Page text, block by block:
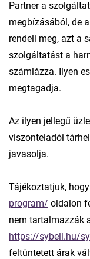
Partner a
megbízásából, de
rendeli meg, azt a
szolgáltatást a
számlázza. Ilyen
megtagadja.
Az ilyen jellegű
viszonteladói
javasolja.
Tájékoztatjuk,
program/ oldalon
nem tartalmazzák
https://sybell.hu/
feltüntetett árak